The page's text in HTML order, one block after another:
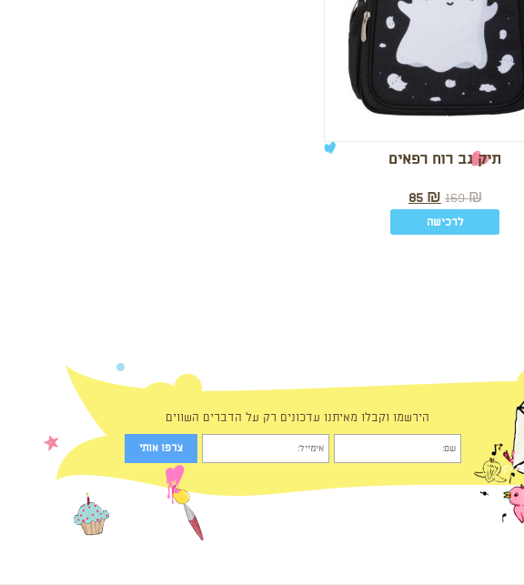
תיק גב רוח רפאים
169₪
85 ₪
לרכישה
הירשמו וקבלו מאיתנו עדכונים רק על הדברים השווים